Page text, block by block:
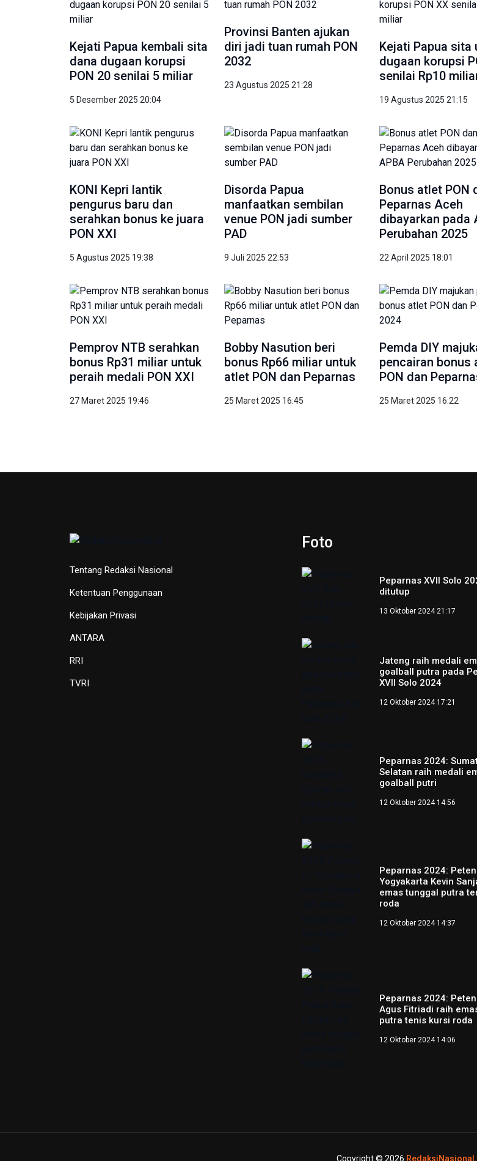
Kejati Papua kembali sita
dana dugaan korupsi
PON 20 senilai 5 miliar
5 Desember 2025 20:04
Provinsi Banten ajukan
diri jadi tuan rumah PON
2032
23 Agustus 2025 21:28
Kejati Papua sita
dugaan korupsi
senilai Rp10
19 Agustus 2025 21:15
KONI Kepri lantik
pengurus baru dan
serahkan bonus ke juara
PON XXI
5 Agustus 2025 19:38
Disorda Papua
manfaatkan sembilan
venue PON jadi sumber
PAD
9 Juli 2025 22:53
Bonus atlet PON
Peparnas Aceh
dibayarkan pada
Perubahan 2025
22 April 2025 18:01
Pemprov NTB serahkan
bonus Rp31 miliar untuk
peraih medali PON XXI
27 Maret 2025 19:46
Bobby Nasution beri
bonus Rp66 miliar untuk
atlet PON dan Peparnas
25 Maret 2025 16:45
Pemda DIY
pencairan bonus
PON dan
25 Maret 2025 16:22
Tentang Redaksi Nasional
Ketentuan Penggunaan
Kebijakan Privasi
ANTARA
RRI
TVRI
Foto
Peparnas XVII Solo
ditutup
13 Oktober 2024 21:17
Jateng raih medali
goalball putra pada
XVII Solo 2024
12 Oktober 2024 17:21
Peparnas 2024:
Selatan raih medali
goalball putri
12 Oktober 2024 14:56
Peparnas 2024:
Yogyakarta Kevin
emas tunggal putra
roda
12 Oktober 2024 14:37
Peparnas 2024:
Agus Fitriadi raih
putra tenis kursi roda
12 Oktober 2024 14:06
Copyright © 2026